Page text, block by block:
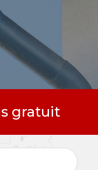
gratuit